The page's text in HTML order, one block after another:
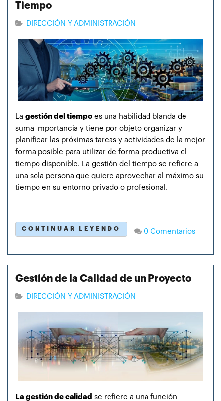
Tiempo
DIRECCIÓN Y ADMINISTRACIÓN
La gestión del tiempo es una habilidad blanda de
suma importancia y tiene por objeto organizar y
planificar las próximas tareas y actividades de la mejor
forma posible para utilizar de forma productiva el
tiempo disponible. La gestión del tiempo se refiere a
una sola persona que quiere aprovechar al máximo su
tiempo en su entorno privado o profesional.
CONTINUAR LEYENDO 0 Comentarios
Gestión de la Calidad de un Proyecto
DIRECCIÓN Y ADMINISTRACIÓN
La gestión de calidad se refiere a una función